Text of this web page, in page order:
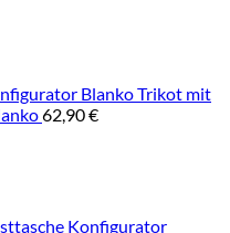
Trikot mit
62,90€